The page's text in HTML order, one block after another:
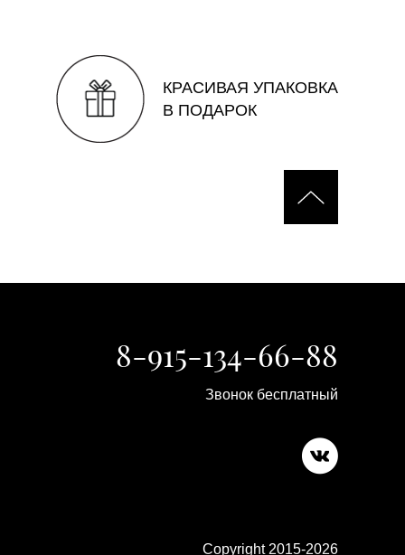
КРАСИВАЯ УПАКОВКА
В ПОДАРОК
8-915-134-66-88
Звонок бесплатный
Copyright 2015-2026